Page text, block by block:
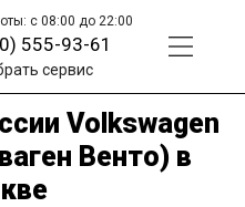
с 08:00 до 22:00
555-93-61
сервис
Volkswagen
Венто) в